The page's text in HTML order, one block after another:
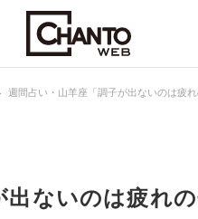
週間占い・山羊座「調子が出ないのは疲
出ないのは疲れ